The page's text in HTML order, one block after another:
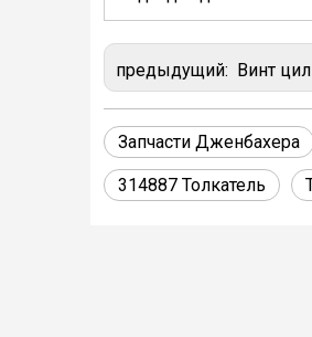
предыдущий: Винт цилиндра
Запчасти Дженбахера
314887 Толкатель